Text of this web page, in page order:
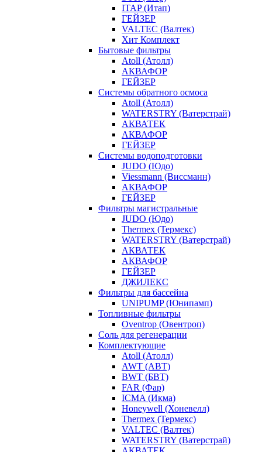
ITAP (Итап)
ГЕЙЗЕР
VALTEC (Валтек)
Хит Комплект
Бытовые фильтры
Atoll (Атолл)
АКВАФОР
ГЕЙЗЕР
Системы обратного осмоса
Atoll (Атолл)
WATERSTRY (Ватерстрай)
АКВАТЕК
АКВАФОР
ГЕЙЗЕР
Системы водоподготовки
JUDO (Юдо)
Viessmann (Виссманн)
АКВАФОР
ГЕЙЗЕР
Фильтры магистральные
JUDO (Юдо)
Thermex (Термекс)
WATERSTRY (Ватерстрай)
АКВАТЕК
АКВАФОР
ГЕЙЗЕР
ДЖИЛЕКС
Фильтры для бассейна
UNIPUMP (Юнипамп)
Топливные фильтры
Oventrop (Овентроп)
Соль для регенерации
Комплектующие
Atoll (Атолл)
AWT (АВТ)
BWT (БВТ)
FAR (Фар)
ICMA (Икма)
Honeywell (Хоневелл)
Thermex (Термекс)
VALTEC (Валтек)
WATERSTRY (Ватерстрай)